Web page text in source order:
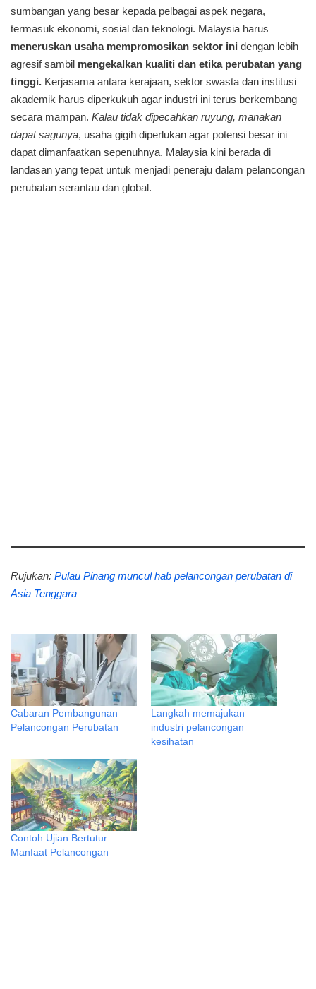
sumbangan yang besar kepada pelbagai aspek negara,
termasuk ekonomi, sosial dan teknologi. Malaysia harus
meneruskan usaha mempromosikan sektor ini dengan lebih
agresif sambil mengekalkan kualiti dan etika perubatan yang
tinggi. Kerjasama antara kerajaan, sektor swasta dan institusi
akademik harus diperkukuh agar industri ini terus berkembang
secara mampan. Kalau tidak dipecahkan ruyung, manakan
dapat sagunya, usaha gigih diperlukan agar potensi besar ini
dapat dimanfaatkan sepenuhnya. Malaysia kini berada di
landasan yang tepat untuk menjadi peneraju dalam pelancongan
perubatan serantau dan global.
Rujukan: Pulau Pinang muncul hab pelancongan perubatan di
Asia Tenggara
Cabaran Pembangunan
Pelancongan Perubatan
Langkah memajukan
industri pelancongan
kesihatan
Contoh Ujian Bertutur:
Manfaat Pelancongan